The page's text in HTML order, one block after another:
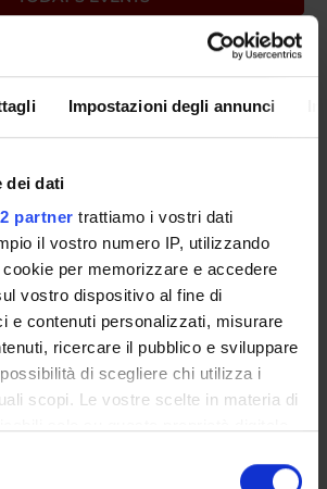
Impostazioni degli annunci
dei dati
partner trattiamo i vostri dati
il vostro numero IP, utilizzando
per memorizzare e accedere
vostro dispositivo al fine di
e contenuti personalizzati, misurare
ricercare il pubblico e sviluppare
di scegliere chi utilizza i
scopi. Le vostre scelte in materia di
il proprio consenso in qualsiasi
HIGHLIGHTS
SKILLS RESEARCH
PIANO OPERATIVO
DIPARTIMENTO DI